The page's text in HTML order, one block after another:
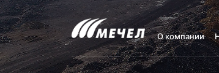
О компании